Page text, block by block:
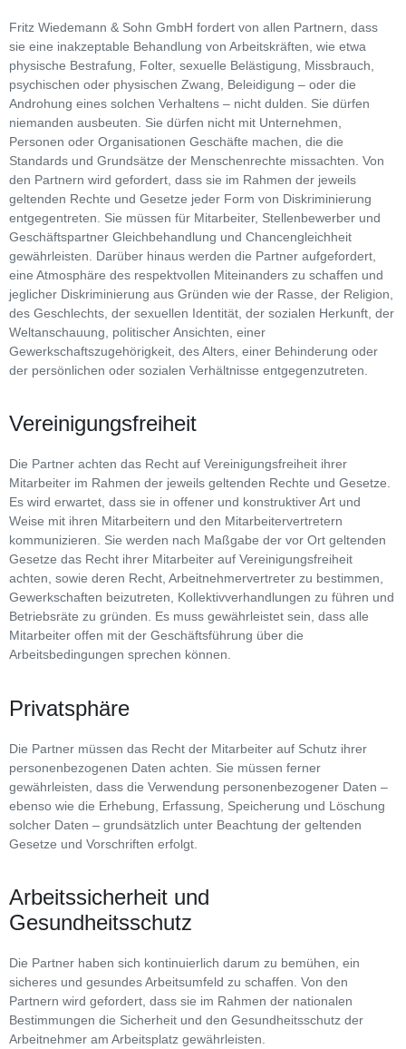
Fritz Wiedemann & Sohn GmbH fordert von allen Partnern, dass
sie eine inakzeptable Behandlung von Arbeitskräften, wie etwa
physische Bestrafung, Folter, sexuelle Belästigung, Missbrauch,
psychischen oder physischen Zwang, Beleidigung – oder die
Androhung eines solchen Verhaltens – nicht dulden. Sie dürfen
niemanden ausbeuten. Sie dürfen nicht mit Unternehmen,
Personen oder Organisationen Geschäfte machen, die die
Standards und Grundsätze der Menschenrechte missachten. Von
den Partnern wird gefordert, dass sie im Rahmen der jeweils
geltenden Rechte und Gesetze jeder Form von Diskriminierung
entgegentreten. Sie müssen für Mitarbeiter, Stellenbewerber und
Geschäftspartner Gleichbehandlung und Chancengleichheit
gewährleisten. Darüber hinaus werden die Partner aufgefordert,
eine Atmosphäre des respektvollen Miteinanders zu schaffen und
jeglicher Diskriminierung aus Gründen wie der Rasse, der Religion,
des Geschlechts, der sexuellen Identität, der sozialen Herkunft, der
Weltanschauung, politischer Ansichten, einer
Gewerkschaftszugehörigkeit, des Alters, einer Behinderung oder
der persönlichen oder sozialen Verhältnisse entgegenzutreten.
Vereinigungsfreiheit
Die Partner achten das Recht auf Vereinigungsfreiheit ihrer
Mitarbeiter im Rahmen der jeweils geltenden Rechte und Gesetze.
Es wird erwartet, dass sie in offener und konstruktiver Art und
Weise mit ihren Mitarbeitern und den Mitarbeitervertretern
kommunizieren. Sie werden nach Maßgabe der vor Ort geltenden
Gesetze das Recht ihrer Mitarbeiter auf Vereinigungsfreiheit
achten, sowie deren Recht, Arbeitnehmervertreter zu bestimmen,
Gewerkschaften beizutreten, Kollektivverhandlungen zu führen und
Betriebsräte zu gründen. Es muss gewährleistet sein, dass alle
Mitarbeiter offen mit der Geschäftsführung über die
Arbeitsbedingungen sprechen können.
Privatsphäre
Die Partner müssen das Recht der Mitarbeiter auf Schutz ihrer
personenbezogenen Daten achten. Sie müssen ferner
gewährleisten, dass die Verwendung personenbezogener Daten –
ebenso wie die Erhebung, Erfassung, Speicherung und Löschung
solcher Daten – grundsätzlich unter Beachtung der geltenden
Gesetze und Vorschriften erfolgt.
Arbeitssicherheit und
Gesundheitsschutz
Die Partner haben sich kontinuierlich darum zu bemühen, ein
sicheres und gesundes Arbeitsumfeld zu schaffen. Von den
Partnern wird gefordert, dass sie im Rahmen der nationalen
Bestimmungen die Sicherheit und den Gesundheitsschutz der
Arbeitnehmer am Arbeitsplatz gewährleisten.